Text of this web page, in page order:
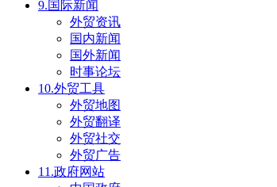
9.国际新闻
外贸资讯
国内新闻
国外新闻
时事论坛
10.外贸工具
外贸地图
外贸翻译
外贸社交
外贸广告
11.政府网站